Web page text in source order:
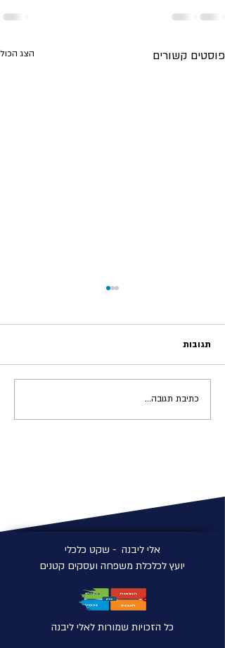
פוסטים קשורים הצג הכול
חוברת הדרכה לניהול כלכלת
המשפחה
תגובות
כתיבת תגובה...
אלי ליבנה - שקט כלכלי
יועץ לכלכלת משפחה ועסקים קטנים
כל הזכויות שמורות לאלי ליבנה